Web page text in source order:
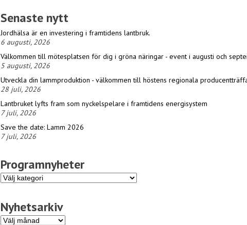
Senaste nytt
Jordhälsa är en investering i framtidens lantbruk.
6 augusti, 2026
Välkommen till mötesplatsen för dig i gröna näringar - event i augusti och
5 augusti, 2026
Utveckla din lammproduktion - välkommen till höstens regionala
28 juli, 2026
Lantbruket lyfts fram som nyckelspelare i framtidens energisystem
7 juli, 2026
Save the date: Lamm 2026
7 juli, 2026
Programnyheter
Programnyheter
Nyhetsarkiv
Nyhetsarkiv